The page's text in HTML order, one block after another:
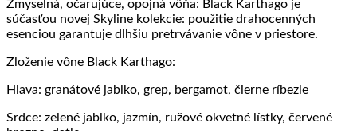
Zmyselná, očarujúce, opojná vôňa: Black Karthago je
súčasťou novej Skyline kolekcie: použitie drahocenných
esenciou garantuje dlhšiu pretrvávanie vône v priestore.
Zloženie vône Black Karthago:
Hlava: granátové jablko, grep, bergamot, čierne ríbezle
Srdce: zelené jablko, jazmín, ružové okvetné lístky, červené